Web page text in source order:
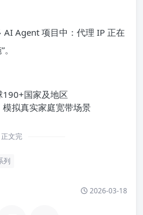
Agent 项目中：代理 IP 正在
国家及地区
拟真实家庭宽带场景
正文完
列
2026-03-18